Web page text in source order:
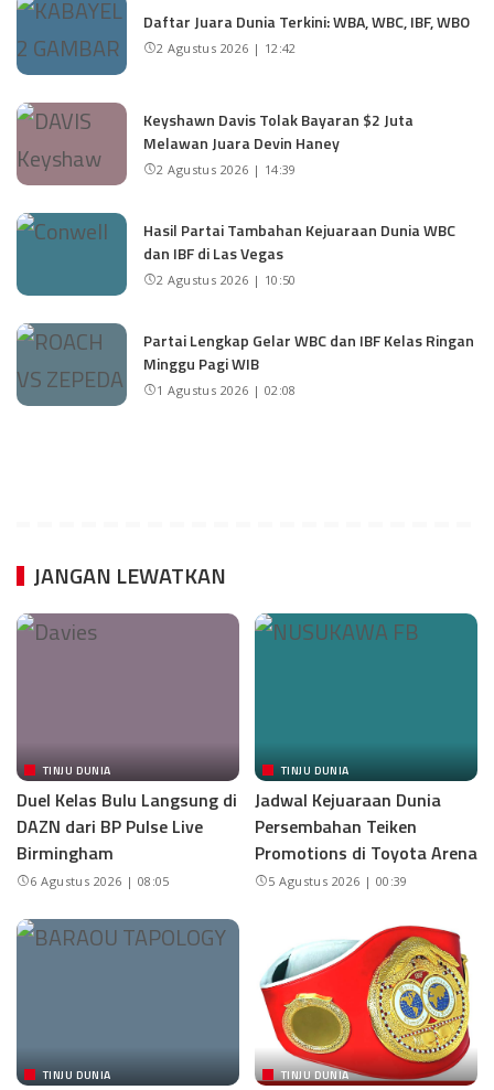
Daftar Juara Dunia Terkini: WBA, WBC, IBF, WBO
2 Agustus 2026 | 12:42
Keyshawn Davis Tolak Bayaran $2 Juta
Melawan Juara Devin Haney
2 Agustus 2026 | 14:39
Hasil Partai Tambahan Kejuaraan Dunia WBC
dan IBF di Las Vegas
2 Agustus 2026 | 10:50
Partai Lengkap Gelar WBC dan IBF Kelas Ringan
Minggu Pagi WIB
1 Agustus 2026 | 02:08
JANGAN LEWATKAN
TINJU DUNIA
Duel Kelas Bulu Langsung di
DAZN dari BP Pulse Live
Birmingham
6 Agustus 2026 | 08:05
TINJU DUNIA
Jadwal Kejuaraan Dunia
Persembahan Teiken
Promotions di Toyota Arena
5 Agustus 2026 | 00:39
TINJU DUNIA TINJU DUNIA